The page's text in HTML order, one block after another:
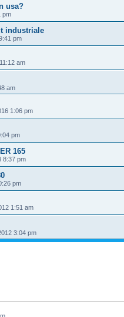
usa?
pm
industriale
pm
am
am
1:06 pm
pm
165
8:37 pm
pm
1:51 am
3:04 pm